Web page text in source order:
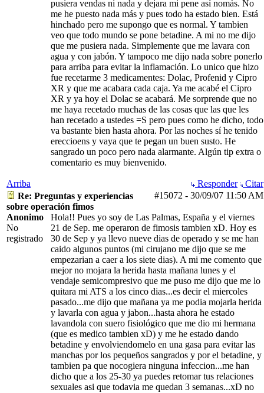
pusiera vendas ni nada y dejara mi pene así nomás. No
me he puesto nada más y pues todo ha estado bien. Está
hinchado pero me supongo que es normal. Y tambien
veo que todo mundo se pone betadine. A mi no me dijo
que me pusiera nada. Simplemente que me lavara con
agua y con jabón. Y tampoco me dijo nada sobre ponerlo
para arriba para evitar la inflamación. Lo unico que hizo
fue recetarme 3 medicamentes: Dolac, Profenid y Cipro
XR y que me acabara cada caja. Ya me acabé el Cipro
XR y ya hoy el Dolac se acabará. Me sorprende que no
me haya recetado muchas de las cosas que las que les
han recetado a ustedes =S pero pues como he dicho, todo
va bastante bien hasta ahora. Por las noches sí he tenido
ereccioens y vaya que te pegan un buen susto. He
sangrado un poco pero nada alarmante. Algún tip extra o
comentario es muy bienvenido.
Arriba Responder
Citar
#15072 - 30/09/07 11:50 AM
Re: Preguntas y experiencias
sobre operación fimos
Anonimo
No
registrado
Hola!! Pues yo soy de Las Palmas, España y el viernes
21 de Sep. me operaron de fimosis tambien xD. Hoy es
30 de Sep y ya llevo nueve dias de operado y se me han
caido algunos puntos (mi cirujano me dijo que se me
empezarian a caer a los siete dias). A mi me comento que
mejor no mojara la herida hasta mañana lunes y el
vendaje semicompresivo que me puso me dijo que me lo
quitara mi ATS a los cinco dias...es decir el miercoles
pasado...me dijo que mañana ya me podia mojarla herida
y lavarla con agua y jabon...hasta ahora he estado
lavandola con suero fisiológico que me dio mi hermana
(que es medico tambien xD) y me he estado dando
betadine y envolviendomelo en una gasa para evitar las
manchas por los pequeños sangrados y por el betadine, y
tambien pa que nocogiera ninguna infeccion...me han
dicho que a los 25-30 ya puedes retomar tus relaciones
sexuales asi que todavia me quedan 3 semanas...xD no